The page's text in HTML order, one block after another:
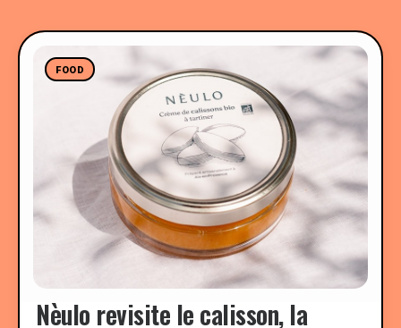
FOOD
Nèulo revisite le calisson, la